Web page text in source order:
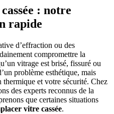
: notre
rapide
d’effraction ou des
compromettre la
vitrage est brisé, fissuré ou
problème esthétique, mais
et votre sécurité. Chez
des experts reconnus de la
que certaines situations
vitre cassée.